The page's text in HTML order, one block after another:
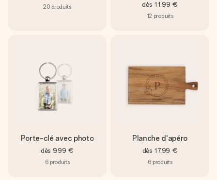
20 produits dès 11,99 €
12 produits
Porte-clé avec photo
dès 9,99 €
6 produits
Planche d'apéro
dès 17,99 €
6 produits